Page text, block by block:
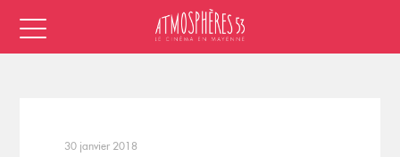
30 janvier 2018